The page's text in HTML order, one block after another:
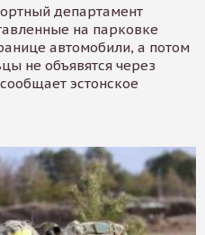
департамент
на парковке
автомобили, а потом
не объявятся через
эстонское